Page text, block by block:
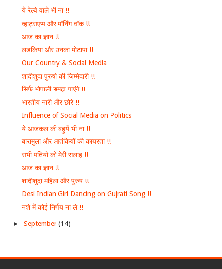
ये रेल्वे वाले भी ना !!
व्हाट्सएप्प और मॉर्निंग वॉक !!
आज का ज्ञान !!
लडकिया और उनका मोटापा !!
Our Country & Social Media…
शादीशुदा पुरुषो की जिम्मेदारी !!
सिर्फ भोपाली समझ पाएंगे !!
भारतीय नारी और छोरे !!
Influence of Social Media on Politics
ये आजकल की बहुयें भी ना !!
बारामुला और आतंकियों की कायरता !!
सभी पतियो को मेरी सलाह !!
आज का ज्ञान !!
शादीशुदा महिला और पुरुष !!
Desi Indian Girl Dancing on Gujrati Song !!
नशे में कोई निर्णय ना ले !!
► September (14)